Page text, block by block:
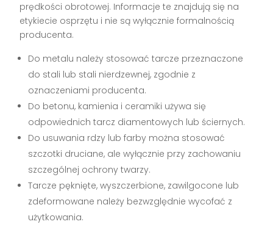
prędkości obrotowej. Informacje te znajdują się na
etykiecie osprzętu i nie są wyłącznie formalnością
producenta.
Do metalu należy stosować tarcze przeznaczone
do stali lub stali nierdzewnej, zgodnie z
oznaczeniami producenta.
Do betonu, kamienia i ceramiki używa się
odpowiednich tarcz diamentowych lub ściernych.
Do usuwania rdzy lub farby można stosować
szczotki druciane, ale wyłącznie przy zachowaniu
szczególnej ochrony twarzy.
Tarcze pęknięte, wyszczerbione, zawilgocone lub
zdeformowane należy bezwzględnie wycofać z
użytkowania.